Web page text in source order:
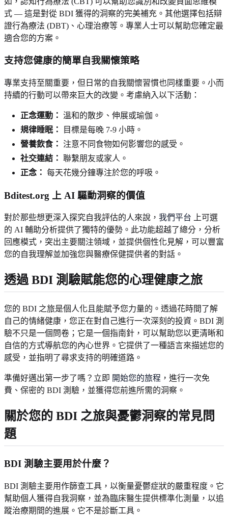
式 — 這是對從 BDI 獲得的洞察的完美補充。其他選擇包括辯
證行為療法 (DBT)、心理治療等。專業人士可以幫助您確定最
適合您的方案。
支持您健康的簡單自我關懷策略
專業支持至關重要，但日常的自我關懷習慣也同樣重要。小而
持續的行動可以帶來巨大的改變。考慮納入以下活動：
正念運動：
溫和的散步、伸展或瑜伽。
規律睡眠：
目標是每晚 7-9 小時。
營養飲食： 注意不同食物如何影響您的感受。
社交連結： 聯繫朋友或家人。
正念： 每天花幾分鐘專注於您的呼吸。
Bditest.org 上 AI 驅動洞察的價值
對於那些想更深入探究自我評估的人來說， 我們平台 上可選
的 AI 輔助分析提供了獨特的優勢。此功能超越了總分，分析
回應模式，突出主要關注領域，並提供個性化見解，可以豐富
您的自我理解並加強您與醫療保健提供者的對話。
透過 BDI 測驗賦能您的心理健康之旅
您的 BDI 之旅是個人化且能賦予您力量的。透過花時間了解
自己的情緒健康，您正在對自己進行一次深刻的投資。BDI 測
驗不只是一個問卷；它是一個指南針，可以幫助您以更清晰和
自信的方式導航您的內心世界。它提供了一種語言來描述您的
感受，並指明了尋求支持的明確道路。
準備好邁出第一步了嗎？立即 開始您的旅程 ，進行一次免
費、保密的 BDI 測驗，並獲得您前進所需的洞察。
關於您的 BDI 之旅與憂鬱洞察的常見問
題
BDI 測驗主要用於什麼？
BDI 測驗主要用作篩查工具，以衡量憂鬱症狀的嚴重程度。它
幫助個人獲得自我洞察，並為臨床醫生提供標準化測量，以追
蹤治療期間的進展。它不是診斷工具。